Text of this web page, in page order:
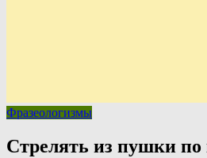
Фразеологизмы
Стрелять из пушки по